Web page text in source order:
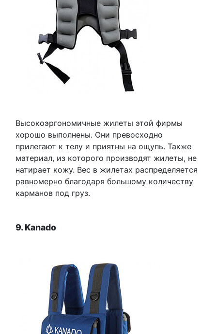
Высокоэргономичные жилеты этой фирмы
хорошо выполнены. Они превосходно
прилегают к телу и приятны на ощупь. Также
материал, из которого производят жилеты, не
натирает кожу. Вес в жилетах распределяется
равномерно благодаря большому количеству
карманов под груз.
9. Kanado